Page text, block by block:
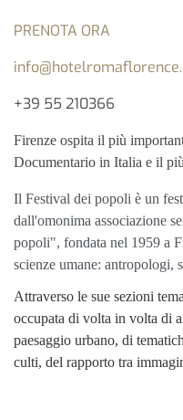
PRENOTA ORA
+39 55 210366
Firenze ospita il più
Documentario in Italia e il
Il Festival dei popoli è un
dall'omonima associazione
popoli", fondata nel 1959 a
scienze umane: antropologi,
Attraverso le sue sezioni
occupata di volta in volta di
paesaggio urbano, di
culti, del rapporto tra